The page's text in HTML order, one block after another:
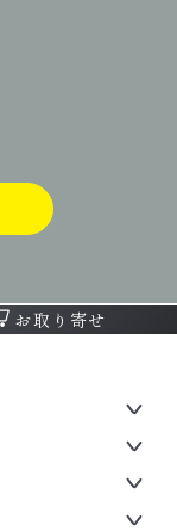
お取り寄せ